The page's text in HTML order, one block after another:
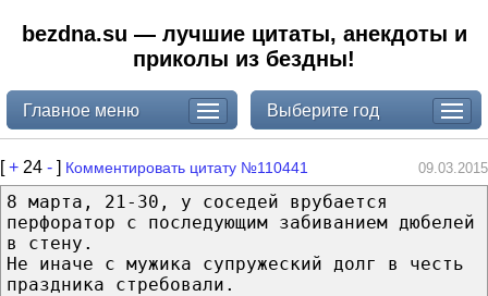
bezdna.su — лучшие цитаты, анекдоты и
приколы из бездны!
Главное меню Выберите год
[+ 24 - ] Комментировать цитату №110441 09.03.2015
8 марта, 21-30, у соседей врубается
перфоратор с последующим забиванием дюбелей
в стену.
Не иначе с мужика супружеский долг в честь
праздника стребовали.